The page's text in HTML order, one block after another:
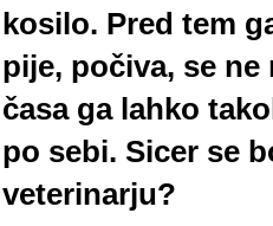
kosilo. Pred tem
pije, počiva, se
časa ga lahko
po sebi. Sicer se
veterinarju?